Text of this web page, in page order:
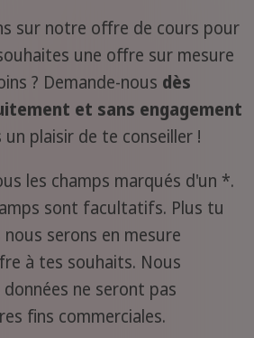
sur notre offre de cours pour
une offre sur mesure
? Demande-nous dès
et sans engagement
plaisir de te conseiller !
les champs marqués d'un *.
sont facultatifs. Plus tu
serons en mesure
à tes souhaits. Nous
ne seront pas
fins commerciales.